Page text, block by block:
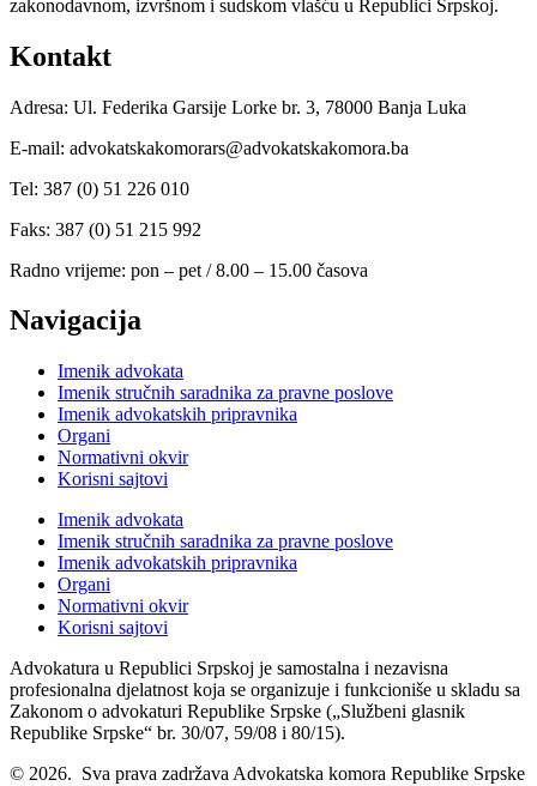
zakonodavnom, izvršnom i sudskom vlašću u Republici Srpskoj.
Kontakt
Adresa: Ul. Federika Garsije Lorke br. 3, 78000 Banja Luka
E-mail: advokatskakomorars@advokatskakomora.ba
Tel: 387 (0) 51 226 010
Faks: 387 (0) 51 215 992
Radno vrijeme: pon – pet / 8.00 – 15.00 časova
Navigacija
Imenik advokata
Imenik stručnih saradnika za pravne poslove
Imenik advokatskih pripravnika
Organi
Normativni okvir
Korisni sajtovi
Imenik advokata
Imenik stručnih saradnika za pravne poslove
Imenik advokatskih pripravnika
Organi
Normativni okvir
Korisni sajtovi
Advokatura u Republici Srpskoj je samostalna i nezavisna
profesionalna djelatnost koja se organizuje i funkcioniše u skladu sa
Zakonom o advokaturi Republike Srpske („Službeni glasnik
Republike Srpske“ br. 30/07, 59/08 i 80/15).
© 2026. Sva prava zadržava Advokatska komora Republike Srpske